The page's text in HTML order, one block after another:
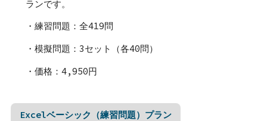
ランです。
・練習問題：全419問
・模擬問題：3セット（各40問）
・価格：4,950円
Excelベーシック（練習問題）プラン